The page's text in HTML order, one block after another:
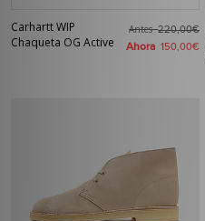
Carhartt WIP
Chaqueta OG Active
Antes220,00€
Ahora 150,00€